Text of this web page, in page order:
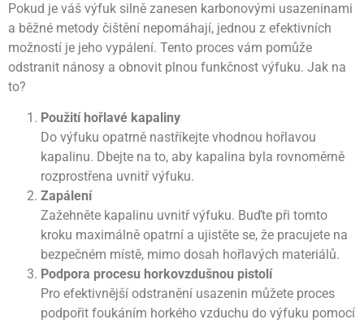
Pokud je váš výfuk silně zanesen karbonovými usazeninami
a běžné metody čištění nepomáhají, jednou z efektivních
možností je jeho vypálení. Tento proces vám pomůže
odstranit nánosy a obnovit plnou funkčnost výfuku. Jak na
to?
Použití hořlavé kapaliny
Do výfuku opatrně nastříkejte vhodnou hořlavou
kapalinu. Dbejte na to, aby kapalina byla rovnoměrně
rozprostřena uvnitř výfuku.
Zapálení
Zažehněte kapalinu uvnitř výfuku. Buďte při tomto
kroku maximálně opatrní a ujistěte se, že pracujete na
bezpečném místě, mimo dosah hořlavých materiálů.
Podpora procesu horkovzdušnou pistolí
Pro efektivnější odstranění usazenin můžete proces
podpořit foukáním horkého vzduchu do výfuku pomocí